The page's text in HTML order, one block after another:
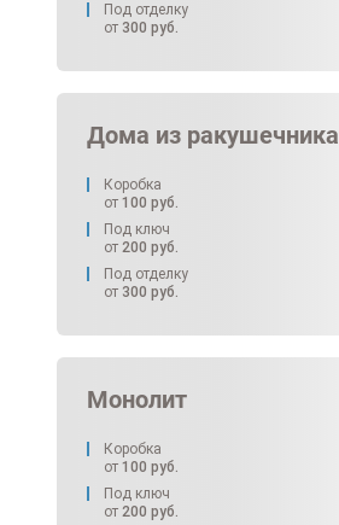
Под отделку
от 300 руб.
Дома из ракушечника
Коробка
от 100 руб.
Под ключ
от 200 руб.
Под отделку
от 300 руб.
Монолит
Коробка
от 100 руб.
Под ключ
от 200 руб.